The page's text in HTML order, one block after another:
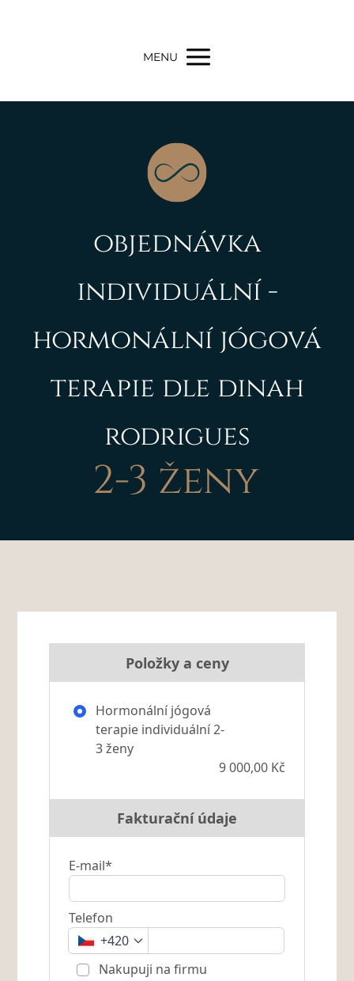
MENU
objednávka
individuální -
hormonální jógová
terapie dle dinah
rodrigues
2-3 ženy
Položky a ceny
Hormonální jógová
terapie individuální 2-
3 ženy
9 000,00 Kč
Fakturační údaje
E-mail*
Telefon
+420
Nakupuji na firmu